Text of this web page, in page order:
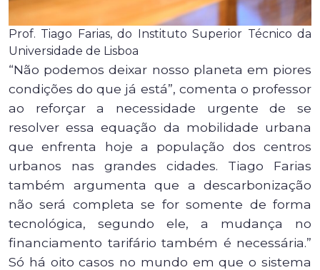
Prof. Tiago Farias, do Instituto Superior Técnico da
Universidade de Lisboa
“Não podemos deixar nosso planeta em piores
condições do que já está”, comenta o professor
ao reforçar a necessidade urgente de se
resolver essa equação da mobilidade urbana
que enfrenta hoje a população dos centros
urbanos nas grandes cidades. Tiago Farias
também argumenta que a descarbonização
não será completa se for somente de forma
tecnológica, segundo ele, a mudança no
financiamento tarifário também é necessária.”
Só há oito casos no mundo em que o sistema